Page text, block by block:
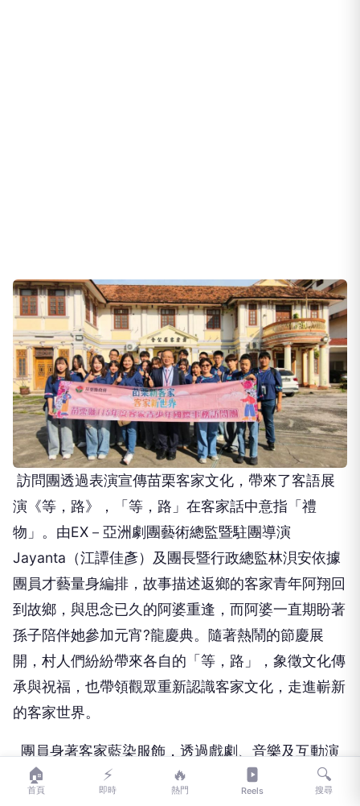
訪問團透過表演宣傳苗栗客家文化，帶來了客語展
演《等，路》，「等，路」在客家話中意指「禮
物」。由EX －亞洲劇團藝術總監暨駐團導演
Jayanta （江譚佳彥）及團長暨行政總監林浿安依據
團員才藝量身編排，故事描述返鄉的客家青年阿翔回
到故鄉，與思念已久的阿婆重逢，而阿婆一直期盼著
孫子陪伴她參加元宵?龍慶典。隨著熱鬧的節慶展
開，村人們紛紛帶來各自的「等，路」，象徵文化傳
承與祝福，也帶領觀眾重新認識客家文化，走進嶄新
的客家世界。
團員身著客家藍染服飾，透過戲劇、音樂及互動演
出呈現客家文化之美。演出結合二胡、陶笛演奏、客
🏠
首頁
⚡
即時
🔥
熱門 Reels
🔍
搜尋